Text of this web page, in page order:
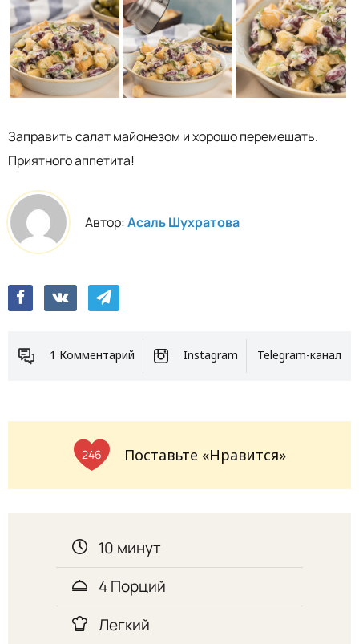
Заправить салат майонезом и хорошо перемешать.
Приятного аппетита!
Автор:Асаль Шухратова
1 Комментарий Instagram Telegram-канал
246 Поставьте «Нравится»
10 минут
4 Порций
Легкий